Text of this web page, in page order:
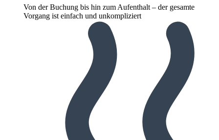
Von der Buchung bis hin zum Aufenthalt – der gesamte
Vorgang ist einfach und unkompliziert